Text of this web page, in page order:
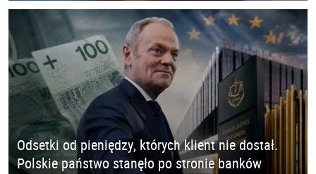
Odsetki od pieniędzy, których klient nie dostał.
Polskie państwo stanęło po stronie banków